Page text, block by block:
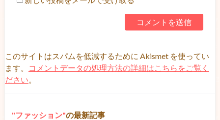
このサイトはスパムを低減するために Akismet を使ってい
ます。
コメントデータの処理方法の詳細はこちらをご覧く
ださい。
ファッション の最新記事